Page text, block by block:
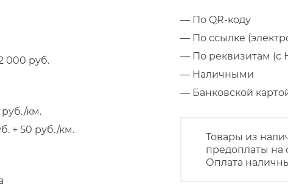
000 руб.
км.
+ 50 руб./км.
— По QR-коду
— По ссылке
— По реквизитам (с
— Наличными
— Банковской
Товары из
предоплаты на
Оплата